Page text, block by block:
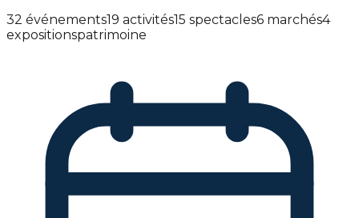
32 événements19 activités15 spectacles6 marchés4
expositionspatrimoine